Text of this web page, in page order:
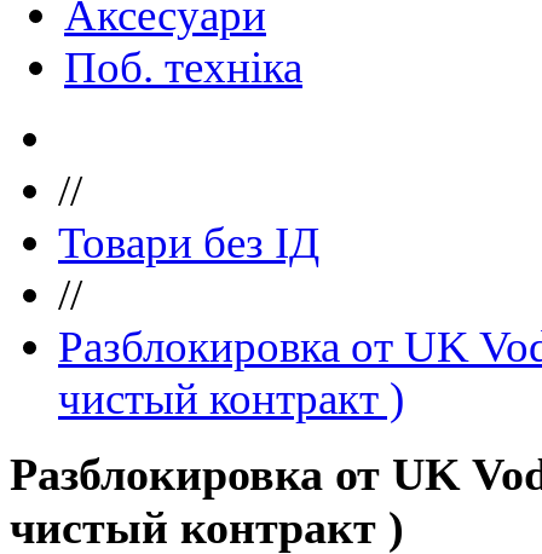
Аксесуари
Поб. техніка
//
Товари без ІД
//
Разблокировка от UK
чистый контракт )
Разблокировка от UK
чистый контракт )